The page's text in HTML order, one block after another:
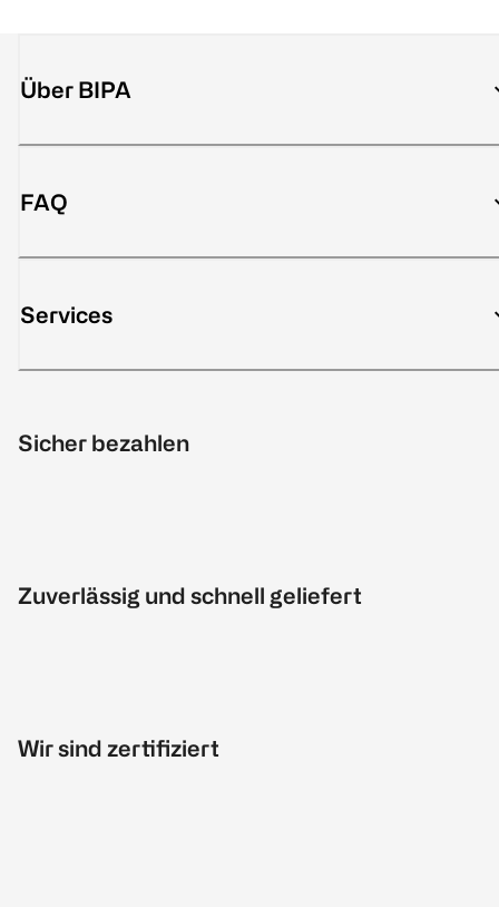
Über BIPA
FAQ
Services
Sicher bezahlen
Zuverlässig und schnell geliefert
Wir sind zertifiziert